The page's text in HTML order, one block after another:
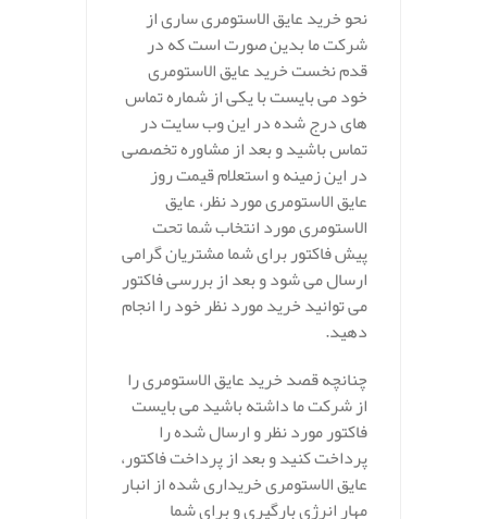
نحو خرید عایق الاستومری ساری از
شرکت ما بدین صورت است که در
قدم نخست خرید عایق الاستومری
خود می بایست با یکی از شماره تماس
های درج شده در این وب سایت در
تماس باشید و بعد از مشاوره تخصصی
در این زمینه و استعلام قیمت روز
عایق الاستومری مورد نظر، عایق
الاستومری مورد انتخاب شما تحت
پیش فاکتور برای شما مشتریان گرامی
ارسال می شود و بعد از بررسی فاکتور
می توانید خرید مورد نظر خود را انجام
دهید.
چنانچه قصد خرید عایق الاستومری را
از شرکت ما داشته باشید می بایست
فاکتور مورد نظر و ارسال شده را
پرداخت کنید و بعد از پرداخت فاکتور،
عایق الاستومری خریداری شده از انبار
مهار انرژی بارگیری و برای شما